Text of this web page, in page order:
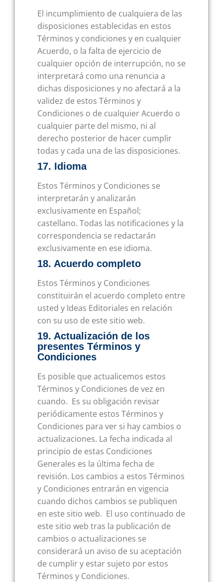
El incumplimiento de cualquiera de las
disposiciones establecidas en estos
Términos y condiciones y en cualquier
Acuerdo, o la falta de ejercicio de
cualquier opción de interrupción, no se
interpretará como una renuncia a
dichas disposiciones y no afectará a la
validez de estos Términos y
Condiciones o de cualquier Acuerdo o
cualquier parte del mismo, ni al
derecho posterior de hacer cumplir
todas y cada una de las disposiciones.
17. Idioma
Estos Términos y Condiciones se
interpretarán y analizarán
exclusivamente en Español;
castellano. Todas las notificaciones y la
correspondencia se redactarán
exclusivamente en ese idioma.
18. Acuerdo completo
Estos Términos y Condiciones
constituirán el acuerdo completo entre
usted y Ideas Editoriales en relación
con su uso de este sitio web.
19. Actualización de los
presentes Términos y
Condiciones
Es posible que actualicemos estos
Términos y Condiciones de vez en
cuando. Es su obligación revisar
periódicamente estos Términos y
Condiciones para ver si hay cambios o
actualizaciones. La fecha indicada al
principio de estas Condiciones
Generales es la última fecha de
revisión. Los cambios a estos Términos
y Condiciones entrarán en vigencia
cuando dichos cambios se publiquen
en este sitio web. El uso continuado de
este sitio web tras la publicación de
cambios o actualizaciones se
considerará un aviso de su aceptación
de cumplir y estar sujeto por estos
Términos y Condiciones.